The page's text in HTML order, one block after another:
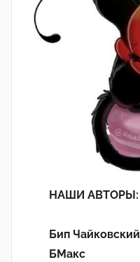
НАШИ АВТОРЫ:
Бип Чайковский
БМакс